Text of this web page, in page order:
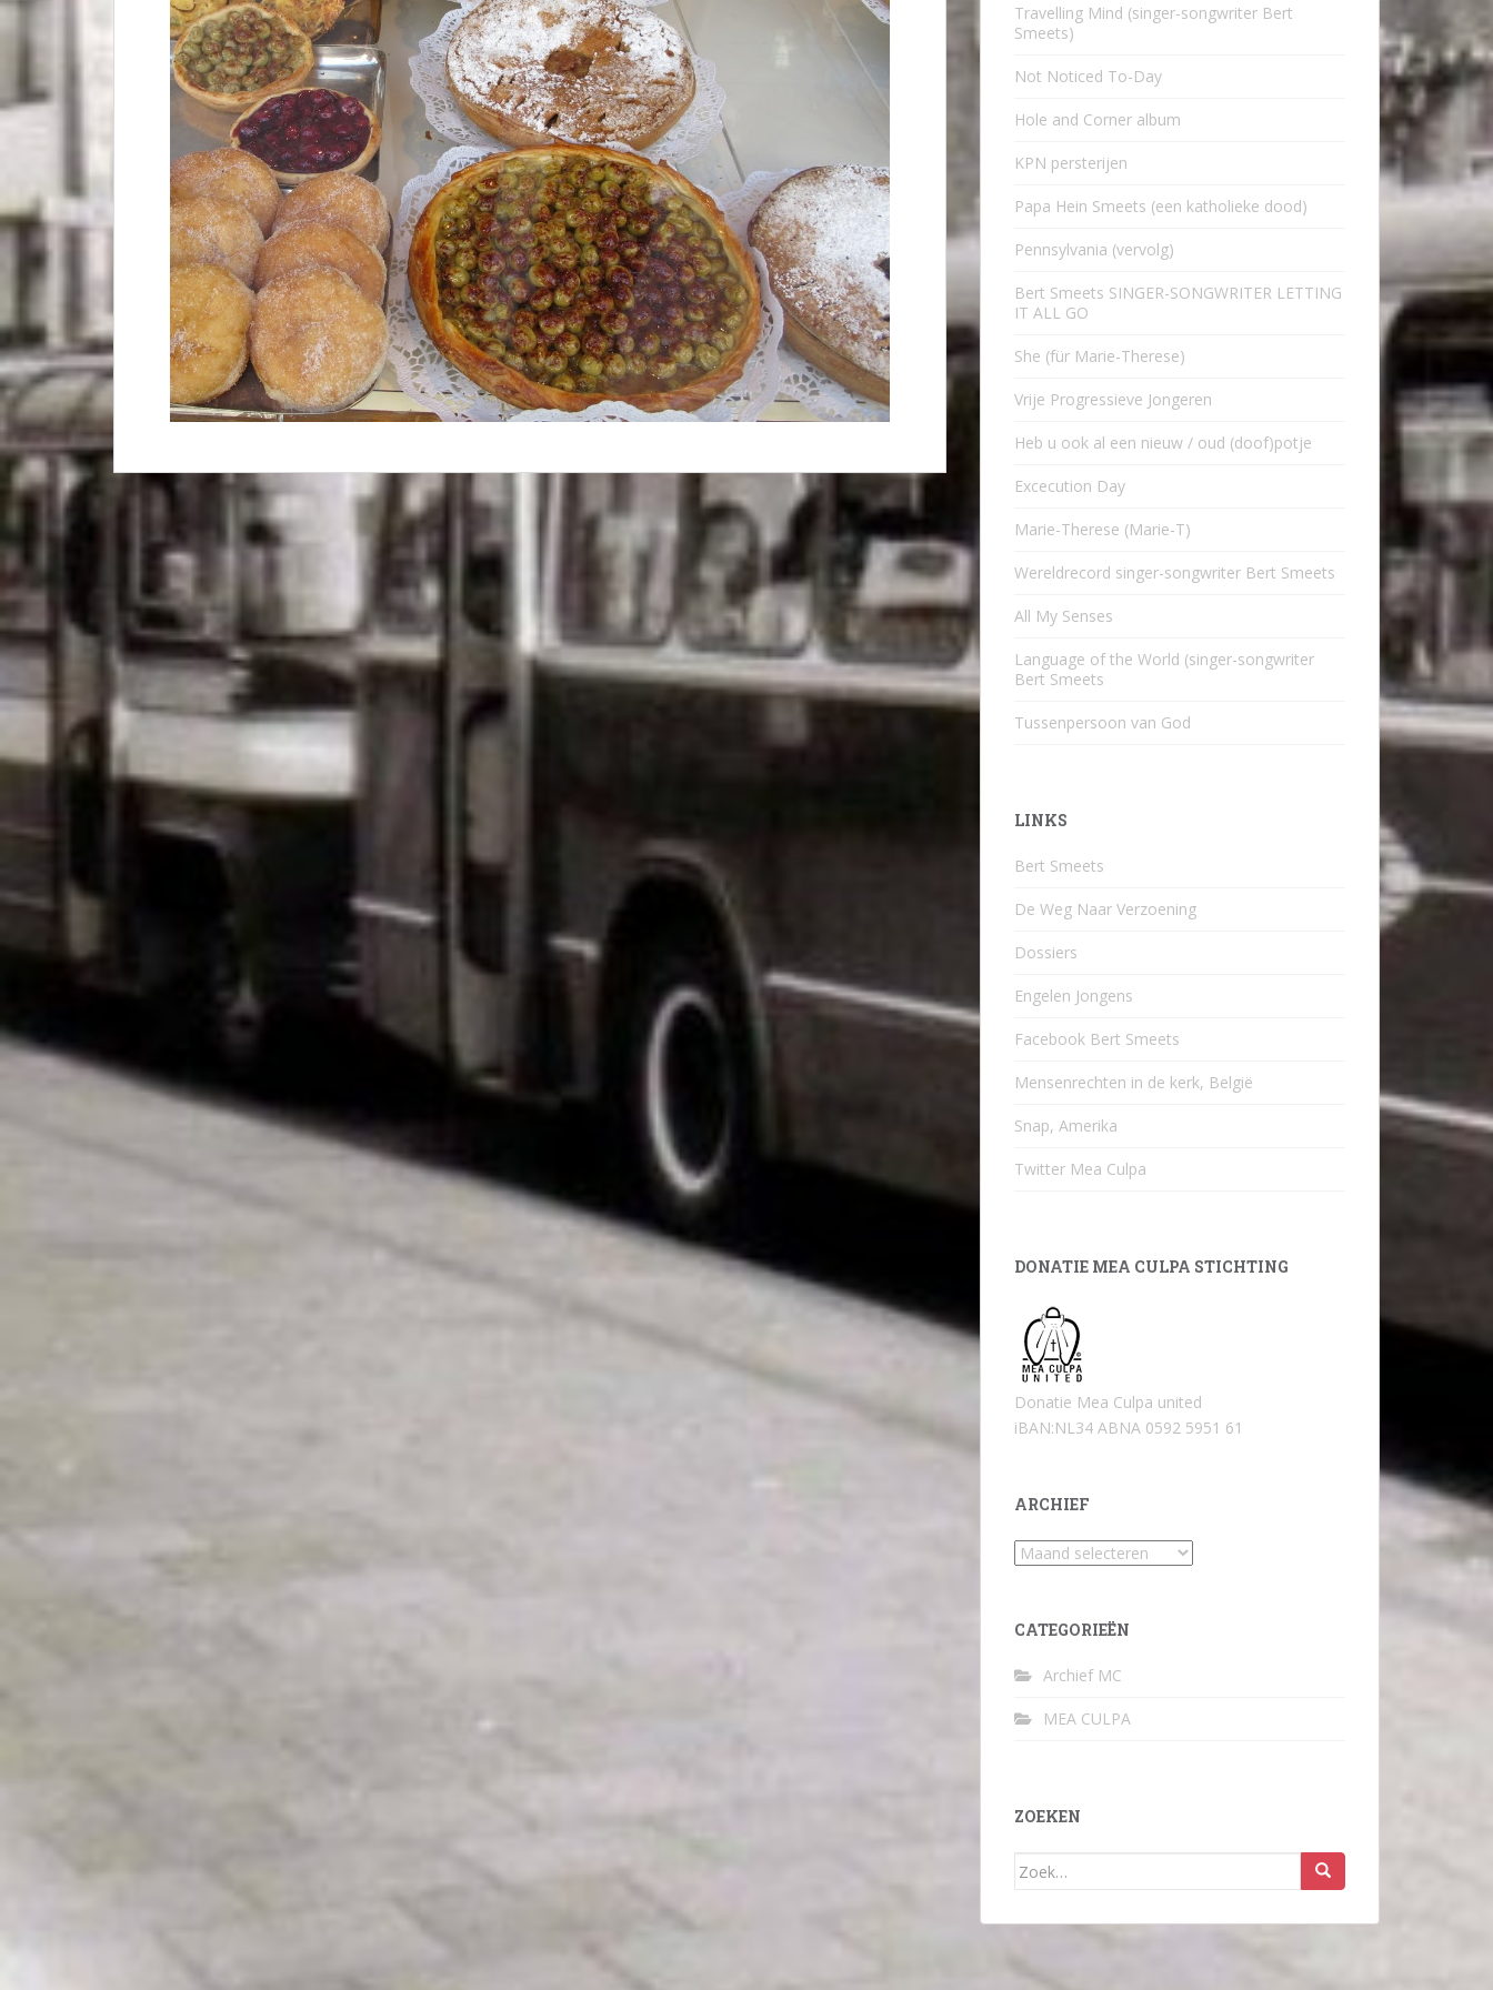
Travelling Mind (singer-songwriter Bert
Smeets)
Not Noticed To-Day
Hole and Corner album
KPN persterijen
Papa Hein Smeets (een katholieke dood)
Pennsylvania (vervolg)
Bert Smeets SINGER-SONGWRITER LETTING
IT ALL GO
She (für Marie-Therese)
Vrije Progressieve Jongeren
Heb u ook al een nieuw / oud (doof)potje
Excecution Day
Marie-Therese (Marie-T)
Wereldrecord singer-songwriter Bert Smeets
All My Senses
Language of the World (singer-songwriter
Bert Smeets
Tussenpersoon van God
LINKS
Bert Smeets
De Weg Naar Verzoening
Dossiers
Engelen Jongens
Facebook Bert Smeets
Mensenrechten in de kerk, België
Snap, Amerika
Twitter Mea Culpa
DONATIE MEA CULPA STICHTING
Donatie Mea Culpa united
iBAN:NL34 ABNA 0592 5951 61
ARCHIEF
Archief
CATEGORIEËN
Archief MC
MEA CULPA
ZOEKEN
Zoek